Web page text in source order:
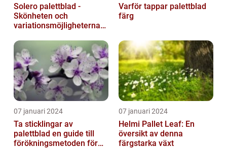
Solero palettblad -
Skönheten och
variationsmöjligheterna
Varför tappar palettblad
färg
07 januari 2024
Ta sticklingar av
palettblad en guide till
förökningsmetoden för
07 januari 2024
Helmi Pallet Leaf: En
översikt av denna
färgstarka växt